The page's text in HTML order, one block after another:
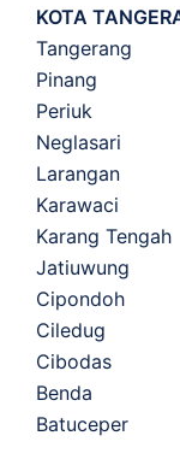
KOTA
Tangerang
Pinang
Periuk
Neglasari
Larangan
Karawaci
Karang Tengah
Jatiuwung
Cipondoh
Ciledug
Cibodas
Benda
Batuceper